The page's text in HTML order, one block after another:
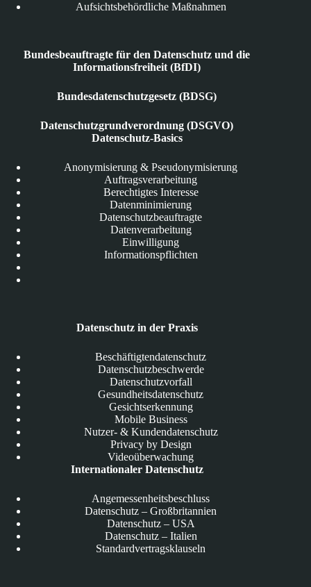
Aufsichtsbehördliche Maßnahmen
Bundesbeauftragte für den Datenschutz und die
Informationsfreiheit (BfDI)
Bundesdatenschutzgesetz (BDSG)
Datenschutzgrundverordnung (DSGVO)
Datenschutz-Basics
Anonymisierung & Pseudonymisierung
Auftragsverarbeitung
Berechtigtes Interesse
Datenminimierung
Datenschutzbeauftragte
Datenverarbeitung
Einwilligung
Informationspflichten
Datenschutz in der Praxis
Beschäftigtendatenschutz
Datenschutzbeschwerde
Datenschutzvorfall
Gesundheitsdatenschutz
Gesichtserkennung
Mobile Business
Nutzer- & Kundendatenschutz
Privacy by Design
Videoüberwachung
Internationaler Datenschutz
Angemessenheitsbeschluss
Datenschutz – Großbritannien
Datenschutz – USA
Datenschutz – Italien
Standardvertragsklauseln